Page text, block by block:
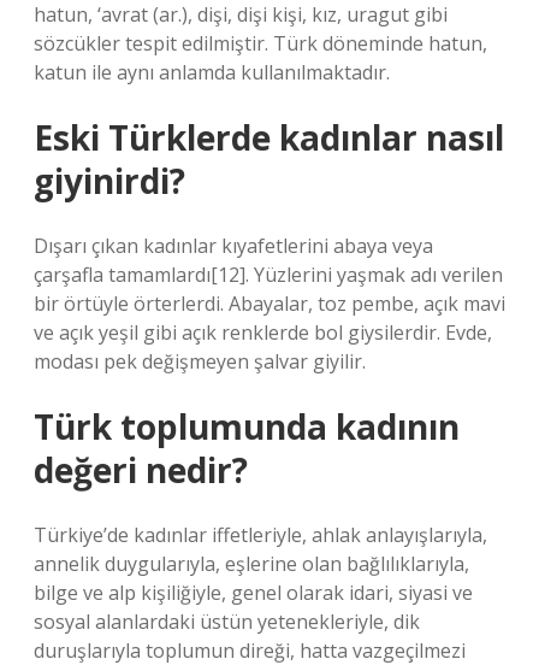
hatun, ‘avrat (ar.), dişi, dişi kişi, kız, uragut gibi
sözcükler tespit edilmiştir. Türk döneminde hatun,
katun ile aynı anlamda kullanılmaktadır.
Eski Türklerde kadınlar nasıl
giyinirdi?
Dışarı çıkan kadınlar kıyafetlerini abaya veya
çarşafla tamamlardı[12]. Yüzlerini yaşmak adı verilen
bir örtüyle örterlerdi. Abayalar, toz pembe, açık mavi
ve açık yeşil gibi açık renklerde bol giysilerdir. Evde,
modası pek değişmeyen şalvar giyilir.
Türk toplumunda kadının
değeri nedir?
Türkiye’de kadınlar iffetleriyle, ahlak anlayışlarıyla,
annelik duygularıyla, eşlerine olan bağlılıklarıyla,
bilge ve alp kişiliğiyle, genel olarak idari, siyasi ve
sosyal alanlardaki üstün yetenekleriyle, dik
duruşlarıyla toplumun direği, hatta vazgeçilmezi